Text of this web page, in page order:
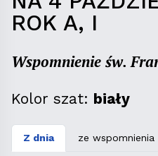
ROK A, I
Wspomnienie św.
Kolor szat: biały
Z dnia ze wspomnienia